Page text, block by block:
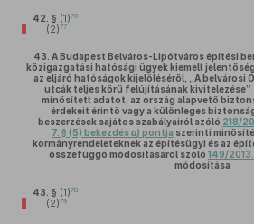
42. § (1)76
(2)77
43. A Budapest Belváros-Lipótváros építési
közigazgatási hatósági ügyek kiemelt
az eljáró hatóságok kijelöléséről, „A belvárosi
utcák teljes körű felújításának kivitelezése”
minősített adatot, az ország alapvető
érdekeit érintő vagy a különleges
beszerzések sajátos szabályairól szóló 218/
7. § (5) bekezdésa) pontja szerinti
kormányrendeleteknek az építésügyi és az
összefüggő módosításáról szóló 149/
módosítása
43. § (1)78
(2)79